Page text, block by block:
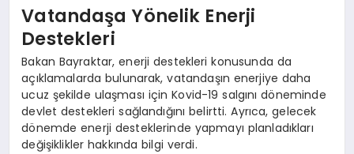
Vatandaşa Yönelik Enerji
Destekleri
Bakan Bayraktar, enerji destekleri konusunda da
açıklamalarda bulunarak, vatandaşın enerjiye daha
ucuz şekilde ulaşması için Kovid-19 salgını döneminde
devlet destekleri sağlandığını belirtti. Ayrıca, gelecek
dönemde enerji desteklerinde yapmayı planladıkları
değişiklikler hakkında bilgi verdi.